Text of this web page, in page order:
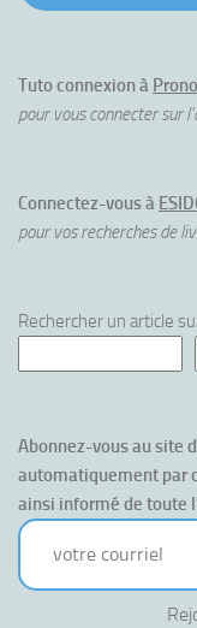
Tuto connexion à
pour vous connecter sur
Connectez-vous à
pour vos recherches de
Rechercher un article
Abonnez-vous au site
automatiquement par
ainsi informé de toute
votre courriel